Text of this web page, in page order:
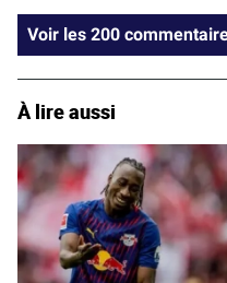
Voir les 200
À lire aussi